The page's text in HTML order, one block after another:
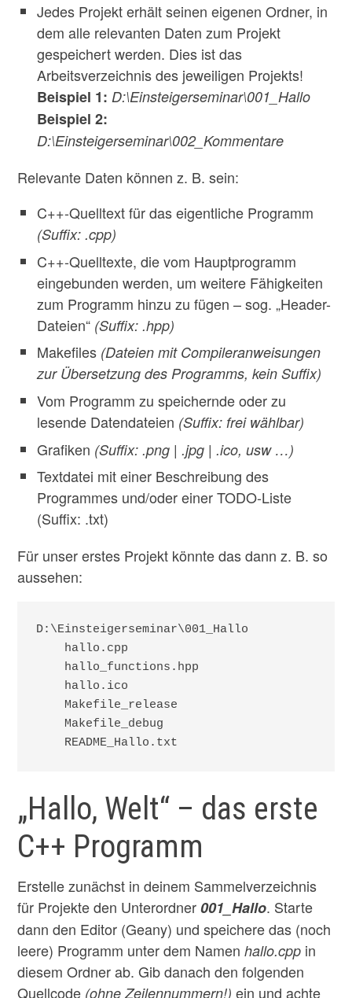
Jedes Projekt erhält seinen eigenen Ordner, in
dem alle relevanten Daten zum Projekt
gespeichert werden. Dies ist das
Arbeitsverzeichnis des jeweiligen Projekts!
Beispiel 1: D:\Einsteigerseminar\001_Hallo
Beispiel 2:
D:\Einsteigerseminar\002_Kommentare
Relevante Daten können z. B. sein:
C++-Quelltext für das eigentliche Programm
(Suffix: .cpp)
C++-Quelltexte, die vom Hauptprogramm
eingebunden werden, um weitere Fähigkeiten
zum Programm hinzu zu fügen – sog. „Header-
Dateien“ (Suffix: .hpp)
Makefiles (Dateien mit Compileranweisungen
zur Übersetzung des Programms, kein Suffix)
Vom Programm zu speichernde oder zu
lesende Datendateien (Suffix: frei wählbar)
Grafiken (Suffix: .png | .jpg | .ico, usw …)
Textdatei mit einer Beschreibung des
Programmes und/oder einer TODO-Liste
(Suffix: .txt)
Für unser erstes Projekt könnte das dann z. B. so
aussehen:
D:\Einsteigerseminar\001_Hallo
    hallo.cpp
    hallo_functions.hpp
    hallo.ico
    Makefile_release
    Makefile_debug
„Hallo, Welt“ – das erste
C++ Programm
Erstelle zunächst in deinem Sammelverzeichnis
für Projekte den Unterordner001_Hallo. Starte
dann den Editor (Geany) und speichere das (noch
leere) Programm unter dem Namenhallo.cpp in
diesem Ordner ab. Gib danach den folgenden
Quellcode (ohne Zeilennummern!) ein und achte